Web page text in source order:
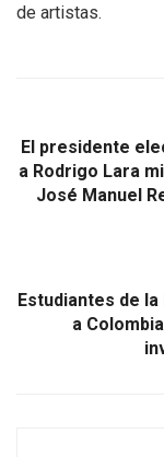
de artistas.
El presidente
a Rodrigo Lara
José Manuel
Estudiantes de
a